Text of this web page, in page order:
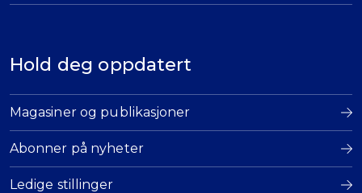
Hold deg oppdatert
Magasiner og publikasjoner
Abonner på nyheter
Ledige stillinger